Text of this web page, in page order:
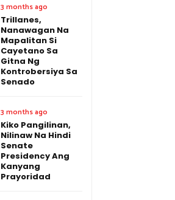
3 months ago
Trillanes,
Nanawagan Na
Mapalitan Si
Cayetano Sa
Gitna Ng
Kontrobersiya Sa
Senado
3 months ago
Kiko Pangilinan,
Nilinaw Na Hindi
Senate
Presidency Ang
Kanyang
Prayoridad